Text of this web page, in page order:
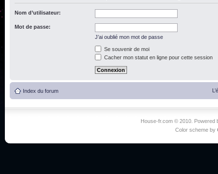
Nom d’utilisateur:
Mot de passe:
J’ai oublié mon mot de passe
Se souvenir de moi
Cacher mon statut en ligne pour cette session
Index du forum
House-fr.com © 2010. Powered
Color scheme by